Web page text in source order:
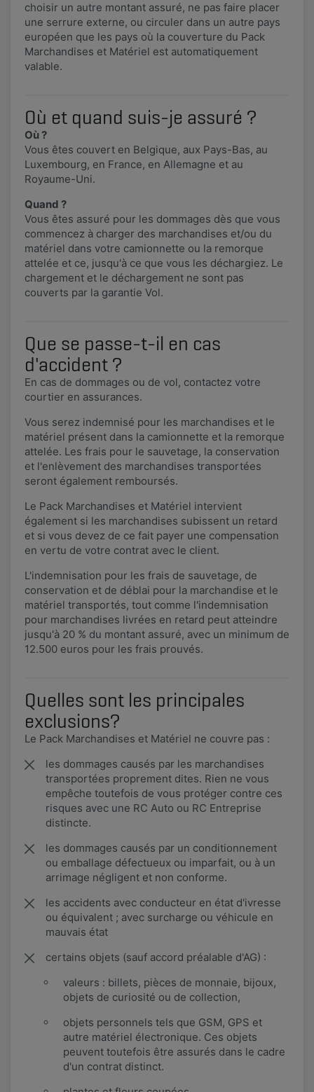
choisir un autre montant assuré, ne pas faire placer
une serrure externe, ou circuler dans un autre pays
européen que les pays où la couverture du Pack
Marchandises et Matériel est automatiquement
valable.
Où et quand suis-je assuré ?
Où ?
Vous êtes couvert en Belgique, aux Pays-Bas, au
Luxembourg, en France, en Allemagne et au
Royaume-Uni.
Quand ?
Vous êtes assuré pour les dommages dès que vous
commencez à charger des marchandises et/ou du
matériel dans votre camionnette ou la remorque
attelée et ce, jusqu'à ce que vous les déchargiez. Le
chargement et le déchargement ne sont pas
couverts par la garantie Vol.
Que se passe-t-il en cas
d'accident ?
En cas de dommages ou de vol, contactez votre
courtier en assurances.
Vous serez indemnisé pour les marchandises et le
matériel présent dans la camionnette et la remorque
attelée. Les frais pour le sauvetage, la conservation
et l'enlèvement des marchandises transportées
seront également remboursés.
Le Pack Marchandises et Matériel intervient
également si les marchandises subissent un retard
et si vous devez de ce fait payer une compensation
en vertu de votre contrat avec le client.
L'indemnisation pour les frais de sauvetage, de
conservation et de déblai pour la marchandise et le
matériel transportés, tout comme l'indemnisation
pour marchandises livrées en retard peut atteindre
jusqu'à 20 % du montant assuré, avec un minimum de
12.500 euros pour les frais prouvés.
Quelles sont les principales
exclusions?
Le Pack Marchandises et Matériel ne couvre pas :
les dommages causés par les marchandises
transportées proprement dites. Rien ne vous
empêche toutefois de vous protéger contre ces
risques avec une RC Auto ou RC Entreprise
distincte.
les dommages causés par un conditionnement
ou emballage défectueux ou imparfait, ou à un
arrimage négligent et non conforme.
les accidents avec conducteur en état d'ivresse
ou équivalent ; avec surcharge ou véhicule en
mauvais état
certains objets (sauf accord préalable d'AG) :
valeurs : billets, pièces de monnaie, bijoux,
objets de curiosité ou de collection,
objets personnels tels que GSM, GPS et
autre matériel électronique. Ces objets
peuvent toutefois être assurés dans le cadre
d'un contrat distinct.